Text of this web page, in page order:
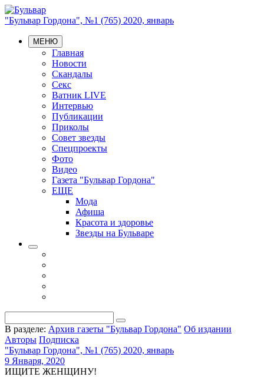
"Бульвар Гордона", №1 (765) 2020, январь
МЕНЮ
Главная
Новости
Скандалы
Секс
Ватник LIVE
Интервью
Публикации
Приколы
Совет звезды
Спецпроекты
Фото
Видео
Газета "Бульвар Гордона"
ЕЩЕ
Мода
Афиша
Красота и здоровье
Звезды на Бульваре
В разделе: Архив газеты "Бульвар Гордона" Об издании
Авторы Подписка
"Бульвар Гордона", №1 (765) 2020, январь
9 Января, 2020
ИЩИТЕ ЖЕНЩИНУ!